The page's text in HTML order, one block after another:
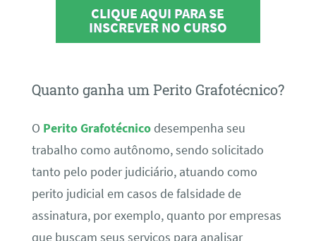
CLIQUE AQUI PARA SE
INSCREVER NO CURSO
Quanto ganha um Perito Grafotécnico?
O Perito Grafotécnicodesempenha seu
trabalho como autônomo, sendo solicitado
tanto pelo poder judiciário, atuando como
perito judicial em casos de falsidade de
assinatura, por exemplo, quanto por empresas
que buscam seus serviços para analisar